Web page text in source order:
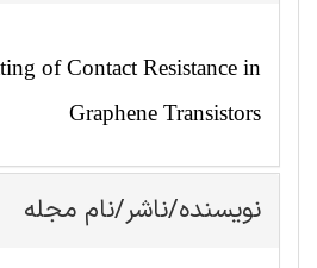
of Contact Resistance in
Graphene Transistors
نویسنده/ناشر/نام مجله